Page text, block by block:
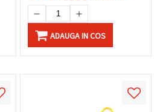
ADAUGA IN COS